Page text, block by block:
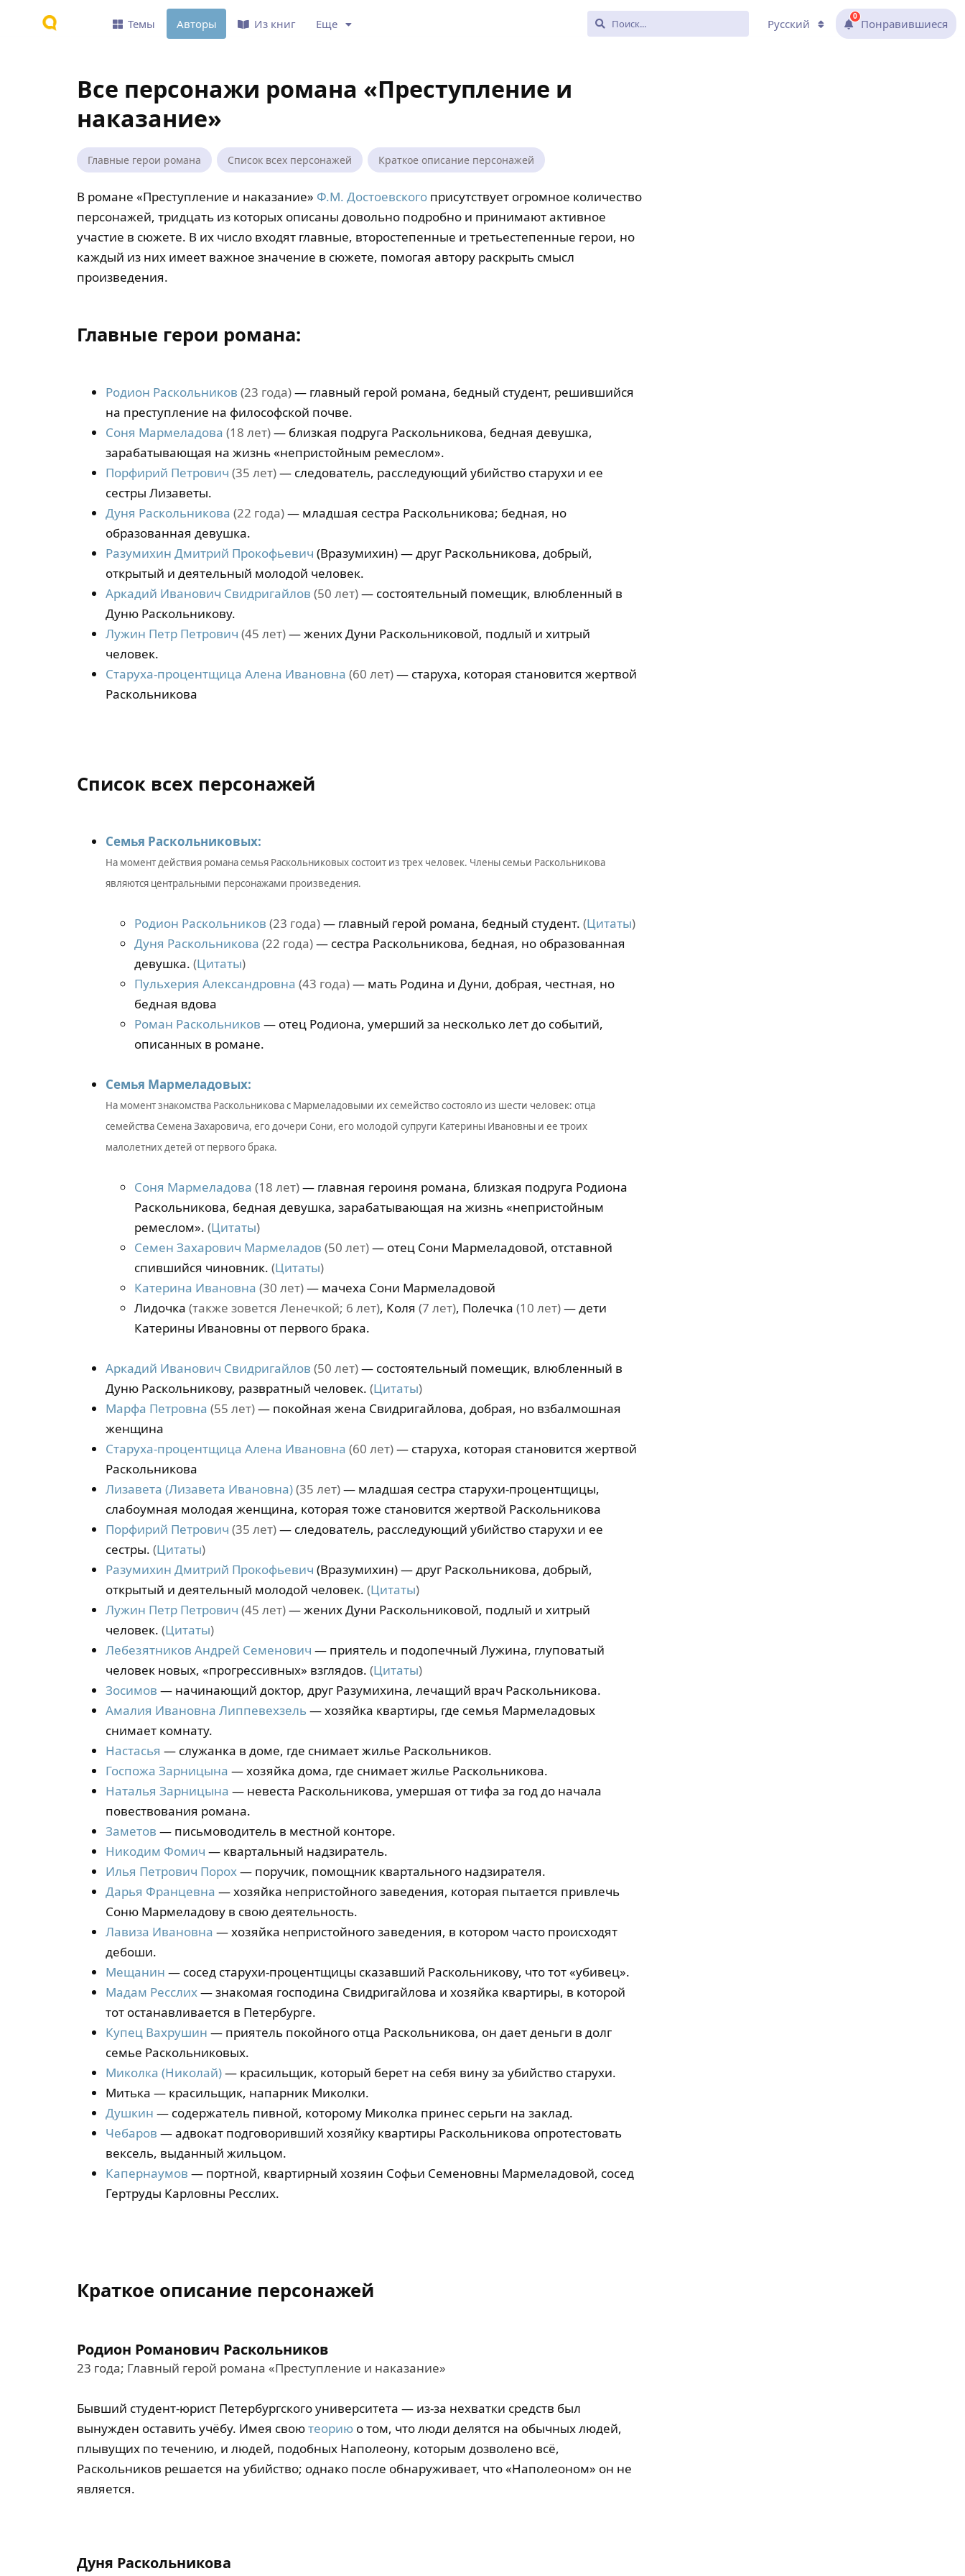
Все персонажи романа «Преступление и
наказание»
Главные герои романа Список всех персонажей Краткое описание персонажей
В романе «Преступление и наказание» Ф.М. Достоевского присутствует огромное количество
персонажей, тридцать из которых описаны довольно подробно и принимают активное
участие в сюжете. В их число входят главные, второстепенные и третьестепенные герои, но
каждый из них имеет важное значение в сюжете, помогая автору раскрыть смысл
произведения.
Главные герои романа:
Родион Раскольников (23 года)— главный герой романа, бедный студент, решившийся
на преступление на философской почве.
Соня Мармеладова (18 лет)— близкая подруга Раскольникова, бедная девушка,
зарабатывающая на жизнь «непристойным ремеслом».
Порфирий Петрович (35 лет)— следователь, расследующий убийство старухи и ее
сестры Лизаветы.
Дуня Раскольникова (22 года)— младшая сестра Раскольникова; бедная, но
образованная девушка.
Разумихин Дмитрий Прокофьевич (Вразумихин) — друг Раскольникова, добрый,
открытый и деятельный молодой человек.
Аркадий Иванович Свидригайлов (50 лет)— состоятельный помещик, влюбленный в
Дуню Раскольникову.
Лужин Петр Петрович (45 лет)— жених Дуни Раскольниковой, подлый и хитрый
человек.
Старуха-процентщица Алена Ивановна (60 лет)— старуха, которая становится жертвой
Раскольникова
Список всех персонажей
Семья Раскольниковых:
На момент действия романа семья Раскольниковых состоит из трех человек. Члены семьи Раскольникова
являются центральными персонажами произведения.
Родион Раскольников (23 года)— главный герой романа, бедный студент. (Цитаты)
Дуня Раскольникова (22 года)— сестра Раскольникова, бедная, но образованная
девушка. (Цитаты)
Пульхерия Александровна (43 года)— мать Родина и Дуни, добрая, честная, но
бедная вдова
Роман Раскольников — отец Родиона, умерший за несколько лет до событий,
описанных в романе.
Семья Мармеладовых:
На момент знакомства Раскольникова с Мармеладовыми их семейство состояло из шести человек: отца
семейства Семена Захаровича, его дочери Сони, его молодой супруги Катерины Ивановны и ее троих
малолетних детей от первого брака.
Соня Мармеладова (18 лет)— главная героиня романа, близкая подруга Родиона
Раскольникова, бедная девушка, зарабатывающая на жизнь «непристойным
ремеслом». (Цитаты)
Семен Захарович Мармеладов (50 лет)— отец Сони Мармеладовой, отставной
спившийся чиновник. (Цитаты)
Катерина Ивановна (30 лет)— мачеха Сони Мармеладовой
Лидочка (также зовется Ленечкой; 6 лет), Коля (7 лет), Полечка (10 лет)— дети
Катерины Ивановны от первого брака.
Аркадий Иванович Свидригайлов (50 лет)— состоятельный помещик, влюбленный в
Дуню Раскольникову, развратный человек. (Цитаты)
Марфа Петровна (55 лет)— покойная жена Свидригайлова, добрая, но взбалмошная
женщина
Старуха-процентщица Алена Ивановна (60 лет)— старуха, которая становится жертвой
Раскольникова
Лизавета (Лизавета Ивановна)(35 лет)— младшая сестра старухи-процентщицы,
слабоумная молодая женщина, которая тоже становится жертвой Раскольникова
Порфирий Петрович (35 лет)— следователь, расследующий убийство старухи и ее
сестры. (Цитаты)
Разумихин Дмитрий Прокофьевич (Вразумихин) — друг Раскольникова, добрый,
открытый и деятельный молодой человек. (Цитаты)
Лужин Петр Петрович (45 лет)— жених Дуни Раскольниковой, подлый и хитрый
человек. (Цитаты)
Лебезятников Андрей Семенович — приятель и подопечный Лужина, глуповатый
человек новых, «прогрессивных» взглядов. (Цитаты)
Зосимов — начинающий доктор, друг Разумихина, лечащий врач Раскольникова.
Амалия Ивановна Липпевехзель— хозяйка квартиры, где семья Мармеладовых
снимает комнату.
Настасья — служанка в доме, где снимает жилье Раскольников.
Госпожа Зарницына — хозяйка дома, где снимает жилье Раскольникова.
Наталья Зарницына — невеста Раскольникова, умершая от тифа за год до начала
повествования романа.
Заметов — письмоводитель в местной конторе.
Никодим Фомич — квартальный надзиратель.
Илья Петрович Порох— поручик, помощник квартального надзирателя.
Дарья Францевна — хозяйка непристойного заведения, которая пытается привлечь
Соню Мармеладову в свою деятельность.
Лавиза Ивановна — хозяйка непристойного заведения, в котором часто происходят
дебоши.
Мещанин — сосед старухи-процентщицы сказавший Раскольникову, что тот «убивец».
Мадам Ресслих— знакомая господина Свидригайлова и хозяйка квартиры, в которой
тот останавливается в Петербурге.
Купец Вахрушин — приятель покойного отца Раскольникова, он дает деньги в долг
семье Раскольниковых.
Миколка (Николай)— красильщик, который берет на себя вину за убийство старухи.
Митька — красильщик, напарник Миколки.
Душкин — содержатель пивной, которому Миколка принес серьги на заклад.
Чебаров — адвокат подговоривший хозяйку квартиры Раскольникова опротестовать
вексель, выданный жильцом.
Капернаумов — портной, квартирный хозяин Софьи Семеновны Мармеладовой, сосед
Гертруды Карловны Ресслих.
Краткое описание персонажей
Родион Романович Раскольников
23 года; Главный герой романа «Преступление и наказание»
Бывший студент-юрист Петербургского университета — из-за нехватки средств был
вынужден оставить учёбу. Имея своютеорию о том, что люди делятся на обычных людей,
плывущих по течению, и людей, подобных Наполеону, которым дозволено всё,
Раскольников решается на убийство; однако после обнаруживает, что «Наполеоном» он не
является.
Дуня Раскольникова
Темы Авторы Из книг Еще Русский
0
Понравившиеся